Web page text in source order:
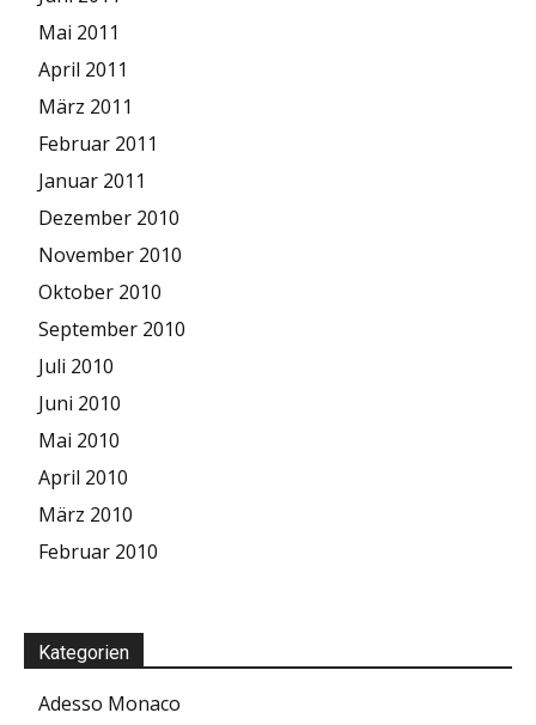
Mai 2011
April 2011
März 2011
Februar 2011
Januar 2011
Dezember 2010
November 2010
Oktober 2010
September 2010
Juli 2010
Juni 2010
Mai 2010
April 2010
März 2010
Februar 2010
Kategorien
Adesso Monaco